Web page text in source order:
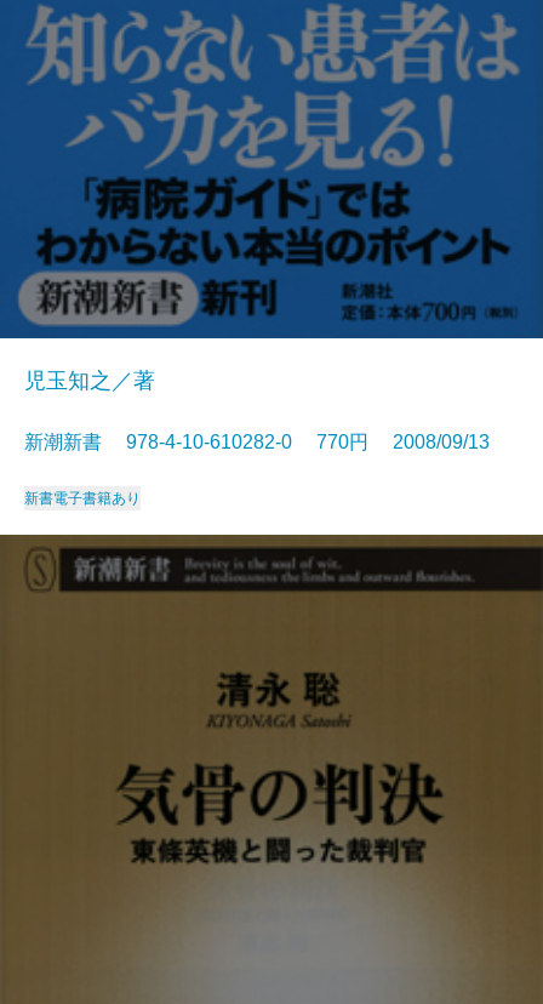
児玉知之／著
新潮新書 978-4-10-610282-0 770円 2008/09/13
新書電子書籍あり